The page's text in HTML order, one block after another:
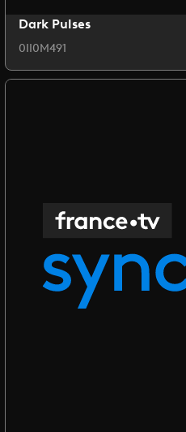
Dark Pulses
0II0M491